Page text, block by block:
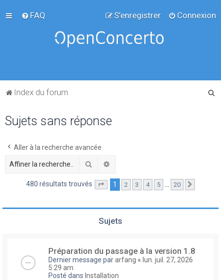
FAQ Connexion
S’enregistrer
Index du forum
Sujets sans réponse
Aller à la recherche avancée
Rechercher
480 résultats trouvés Page sur20
1 2 3 4 5 … 20
Sujets
Préparation du passage à la version 1.8
Dernier message pararfang « lun. juil. 27, 2026
5:29 am
Posté dans Installation